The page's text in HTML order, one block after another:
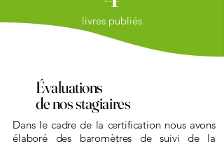
livres publiés
Évaluations
de nos stagiaires
Dans le cadre de la certification nous avons
élaboré des baromètres de suivi de la